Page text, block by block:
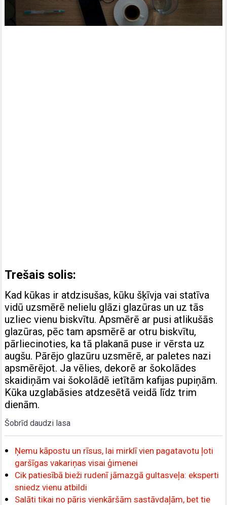
Trešais solis:
Kad kūkas ir atdzisušas, kūku šķīvja vai statīva
vidū uzsmērē nelielu glāzi glazūras un uz tās
uzliec vienu biskvītu. Apsmērē ar pusi atlikušās
glazūras, pēc tam apsmērē ar otru biskvītu,
pārliecinoties, ka tā plakanā puse ir vērsta uz
augšu. Pārējo glazūru uzsmērē, ar paletes nazi
apsmērējot. Ja vēlies, dekorē ar šokolādes
skaidiņām vai šokolādē ietītām kafijas pupiņām.
Kūka uzglabāsies atdzesētā veidā līdz trim
dienām.
Šobrīd daudzi lasa
Ņemu kāpostu un rīsus, lai mirklī vien pagatavotu ļoti
garšīgas vakariņas visai ģimenei
Cik patiesībā bieži rudenī jāmazgā gultasveļa: eksperti
sniedz vienu atbildi
Salāti tikai no pāris vienkāršām sastāvdaļām, bet tie